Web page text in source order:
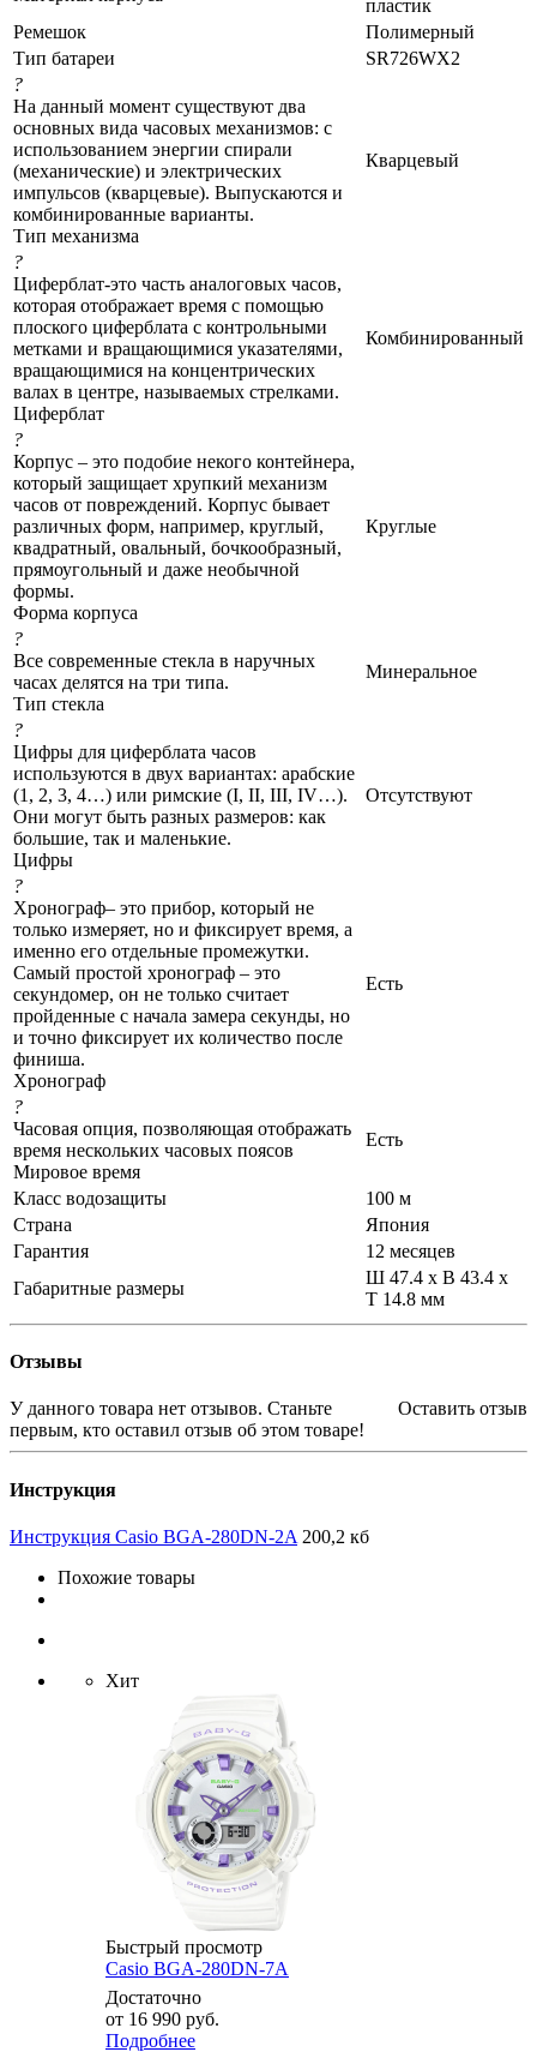
пластик
Ремешок
Полимерный
Тип батареи
SR726WX2
?
На данный момент существуют два
основных вида часовых механизмов: с
использованием энергии спирали
(механические) и электрических
импульсов (кварцевые). Выпускаются и
комбинированные варианты.
Тип механизма
Кварцевый
?
Циферблат-это часть аналоговых часов,
которая отображает время с помощью
плоского циферблата с контрольными
метками и вращающимися указателями,
вращающимися на концентрических
валах в центре, называемых стрелками.
Циферблат
Комбинированный
?
Корпус – это подобие некого контейнера,
который защищает хрупкий механизм
часов от повреждений. Корпус бывает
различных форм, например, круглый,
квадратный, овальный, бочкообразный,
прямоугольный и даже необычной
формы.
Форма корпуса
Круглые
?
Все современные стекла в наручных
часах делятся на три типа.
Тип стекла
Минеральное
?
Цифры для циферблата часов
используются в двух вариантах: арабские
(1, 2, 3, 4…) или римские (I, II, III, IV…).
Они могут быть разных размеров: как
большие, так и маленькие.
Цифры
Отсутствуют
?
Хронограф– это прибор, который не
только измеряет, но и фиксирует время, а
именно его отдельные промежутки.
Самый простой хронограф – это
секундомер, он не только считает
пройденные с начала замера секунды, но
и точно фиксирует их количество после
финиша.
Хронограф
Есть
?
Часовая опция, позволяющая отображать
время нескольких часовых поясов
Мировое время
Есть
Класс водозащиты
100 м
Страна
Япония
Гарантия
12 месяцев
Габаритные размеры
Ш 47.4 x В 43.4 x
Т 14.8 мм
Отзывы
Оставить отзыв
У данного товара нет отзывов. Станьте
первым, кто оставил отзыв об этом товаре!
Инструкция
Инструкция Casio BGA-280DN-2A 200,2 кб
Похожие товары
Хит
Быстрый просмотр
Casio BGA-280DN-7A
Достаточно
от 16 990 руб.
Подробнее